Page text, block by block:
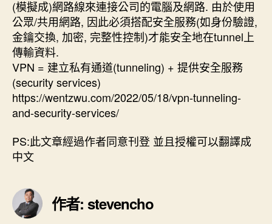
(模擬成)網路線來連接公司的電腦及網路. 由於使用
公眾/共用網路, 因此必須搭配安全服務(如身份驗證,
金鑰交換, 加密, 完整性控制)才能安全地在tunnel上
傳輸資料.
VPN = 建立私有通道(tunneling) + 提供安全服務
(security services)
https://wentzwu.com/2022/05/18/vpn-tunneling-
and-security-services/
PS:此文章經過作者同意刊登 並且授權可以翻譯成
中文
作者: stevencho